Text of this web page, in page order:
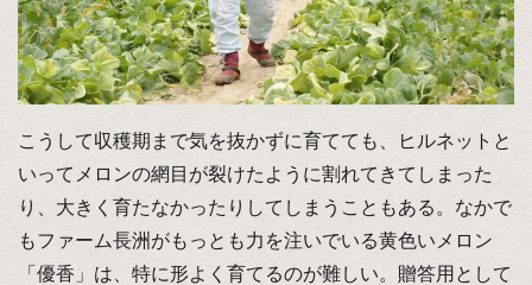
こうして収穫期まで気を抜かずに育てても、ヒルネットと
いってメロンの網目が裂けたように割れてきてしまった
り、大きく育たなかったりしてしまうこともある。なかで
もファーム長洲がもっとも力を注いでいる黄色いメロン
「優香」は、特に形よく育てるのが難しい。贈答用として